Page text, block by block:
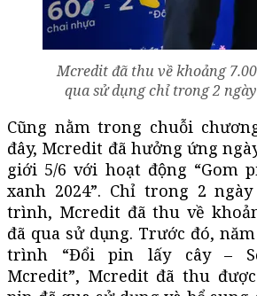
Mcredit đã thu về khoảng
qua sử dụng chỉ trong 2
Cũng nằm trong chuỗi
đây, Mcredit đã hưởng ứng
giới 5/6 với hoạt động “Gom
xanh 2024”. Chỉ trong 2
trình, Mcredit đã thu về
đã qua sử dụng. Trước đó,
trình “Đổi pin lấy cây –
Mcredit”, Mcredit đã thu